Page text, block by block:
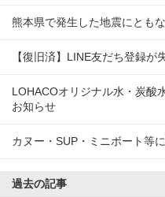
熊本県で発生した地震にとも
【復旧済】LINE友だち登録が
LOHACOオリジナル水・炭
お知らせ
カヌー・SUP・ミニボート等
過去の記事